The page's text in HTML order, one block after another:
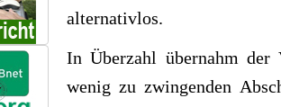
alternativlos.
In Überzahl übernahm
wenig zu zwingenden